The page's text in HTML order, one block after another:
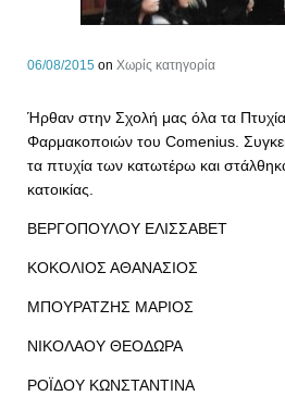
06/08/2015 on Χωρίς κατηγορία
Ήρθαν στην Σχολή μας όλα τα
Φαρμακοποιών του Comenius.
τα πτυχία των κατωτέρω και
κατοικίας.
ΒΕΡΓΟΠΟΥΛΟΥ ΕΛΙΣΣΑΒΕΤ
ΚΟΚΟΛΙΟΣ ΑΘΑΝΑΣΙΟΣ
ΜΠΟΥΡΑΤΖΗΣ ΜΑΡΙΟΣ
ΝΙΚΟΛΑΟΥ ΘΕΟΔΩΡΑ
ΡΟΪΔΟΥ ΚΩΝΣΤΑΝΤΙΝΑ